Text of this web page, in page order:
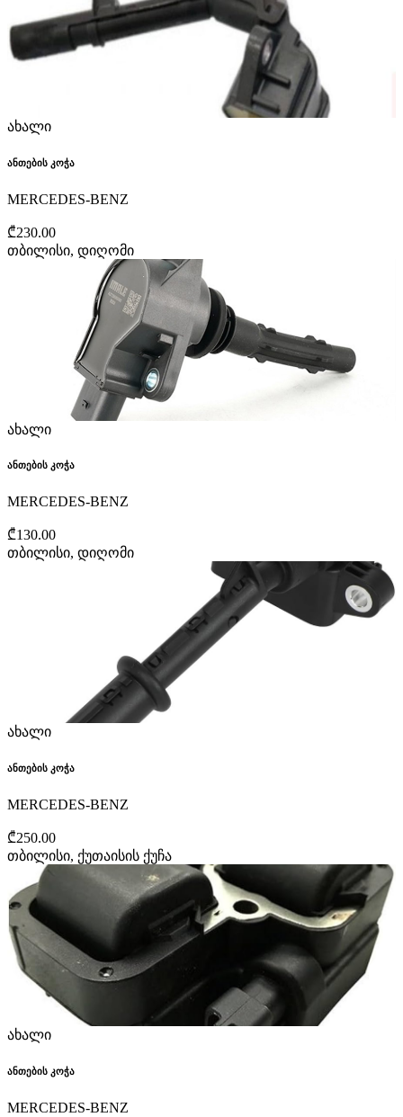
ახალი
ანთების კოჭა
MERCEDES-BENZ
₾230.00
თბილისი, დიღომი
ახალი
ანთების კოჭა
MERCEDES-BENZ
₾130.00
თბილისი, დიღომი
ახალი
ანთების კოჭა
MERCEDES-BENZ
₾250.00
თბილისი, ქუთაისის ქუჩა
ახალი
ანთების კოჭა
MERCEDES-BENZ